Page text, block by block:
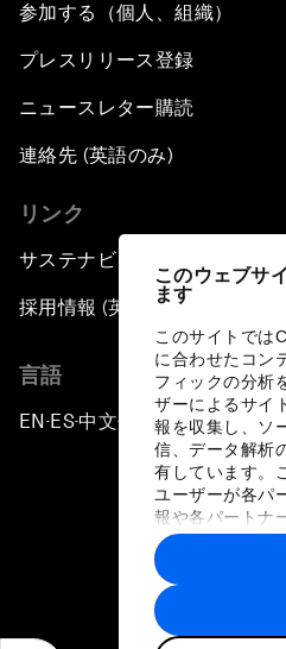
このウェブサ
ます
このサイトでは
に合わせたコン
フィックの分析
ザーによるサイ
報を収集し、ソ
信、データ解析
有しています。
ユーザーが各パ
報や各パートナ
に収集された情
トナーによって
す。
参加する（個人、組織）
プレスリリース登録
ニュースレター購読
連絡先 (英語のみ)
リンク
サステナビリティへの取り組み
採用情報 (英語のみ)
言語
EN ▪ES▪中文▪ 日本語
プライバシーポリ
サイト